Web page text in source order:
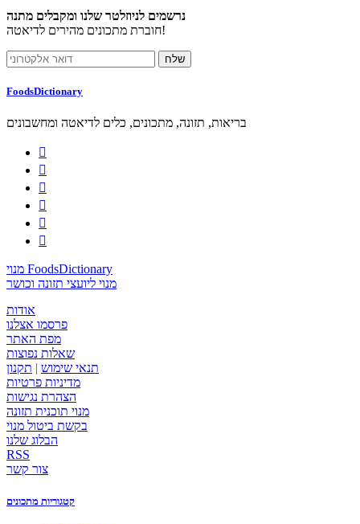
נרשמים לניוזלטר שלנו ומקבלים מתנה
חוברת מתכונים מהירים לדיאטה!
FoodsDictionary
בריאות, תזונה, מתכונים, כלים לדיאטה ומחשבונים






מנוי FoodsDictionary
מנוי ליועצי תזונה וכושר
אודות
פרסמו אצלנו
מפת האתר
שאלות נפוצות
תנאי שימוש | תקנון
מדיניות פרטיות
הצהרת נגישות
מנוי תוכנית תזונה
בקשת ביטול מנוי
הבלוג שלנו
RSS
צור קשר
קטגוריות מתכונים